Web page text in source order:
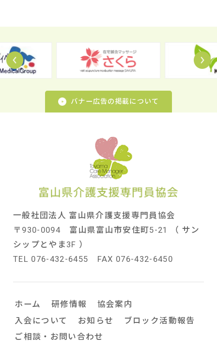
Prev
バナー広告の掲載について
一般社団法人 富山県介護支援専門員協会
〒930-0094 富山県富山市安住町5-21 （ サン
シップとやま3F ）
TEL 076-432-6455 FAX 076-432-6450
ホーム 研修情報
協会案内
入会について
お知らせ
ブロック活動報告
ご相談・お問い合わせ